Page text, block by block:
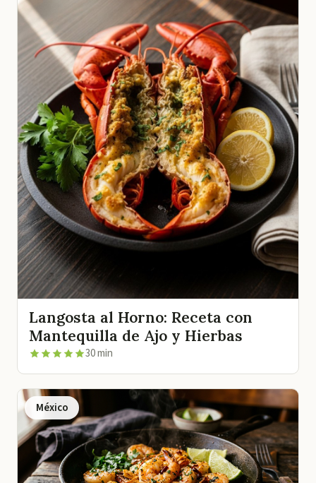
Langosta al Horno: Receta con
Mantequilla de Ajo y Hierbas
30 min
México